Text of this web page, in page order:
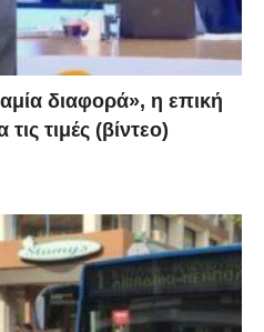
διαφορά», η επική
τιμές (βίντεο)